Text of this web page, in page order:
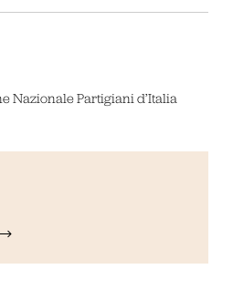
Nazionale Partigiani d’Italia